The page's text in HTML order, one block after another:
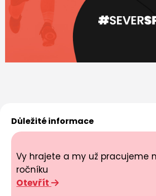
Důležité informace
Vy hrajete a my už pracujeme
ročníku
Otevřít